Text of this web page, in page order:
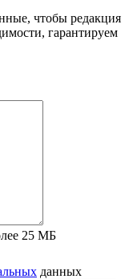
чтобы редакция
гарантируем
25 МБ
данных